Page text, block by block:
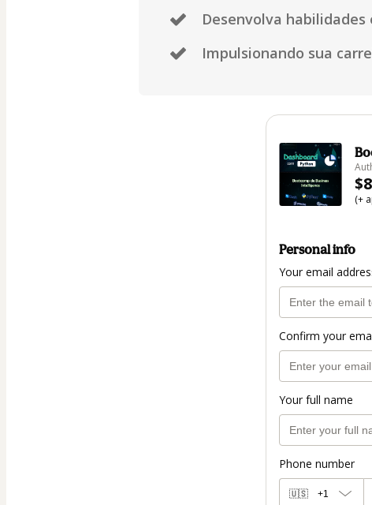
Desenvolva habilidades
Impulsionando sua
(+
Personal info
Your email
Confirm your
Your full name
Phone number
🇺🇸 +1